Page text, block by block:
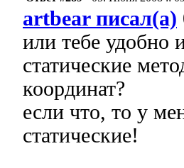
artbear писал(а)
или тебе удобно
статические
координат?
если что, то у
статические!